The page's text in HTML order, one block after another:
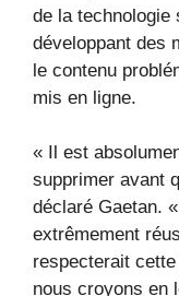
de la technologie
développant des
le contenu
mis en ligne.
« Il est
supprimer avant
déclaré Gaetan.
extrêmement
respecterait
nous croyons en